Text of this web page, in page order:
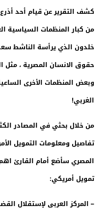
كشف التقرير عن قيام أحد
من كبار المنظمات السياسية
خلدون الذي يرأسة الناشط
حقوق الانسان المصرية ، مثل
وبعض المنظمات الأخرى
الغربي!
من خلال بحثي في المصادر
تفاصيل ومعلومات التمويل
المصري سأضع أمام القارئ
تمويل أمريكي:
– المركز العربي لإستقلال